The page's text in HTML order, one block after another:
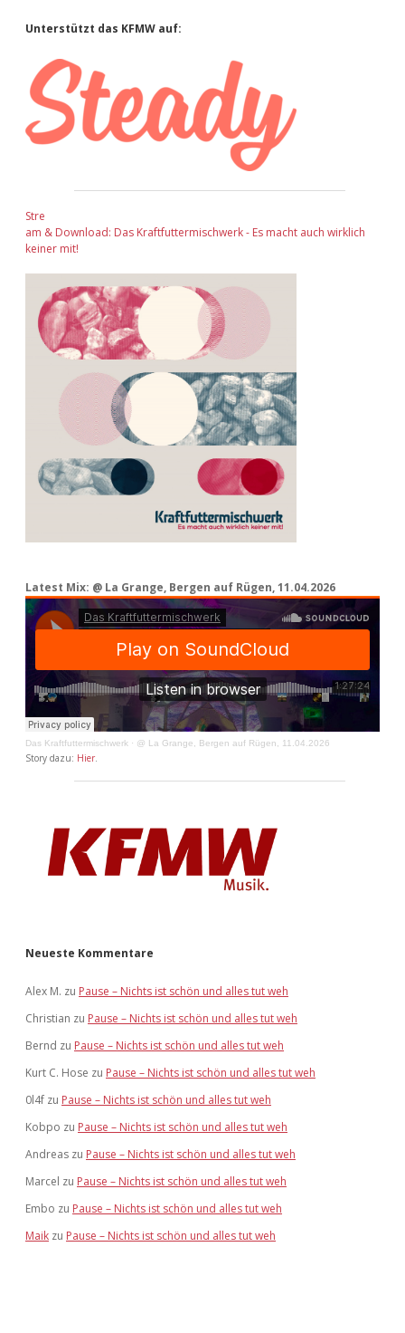
Sidebar
Unterstützt das KFMW auf:
Stre
am & Download: Das Kraftfuttermischwerk - Es macht auch wirklich
keiner mit!
Latest Mix: @ La Grange, Bergen auf Rügen, 11.04.2026
Das Kraftfuttermischwerk · @ La Grange, Bergen auf Rügen, 11.04.2026
Story dazu: Hier.
Neueste Kommentare
Alex M. zu Pause – Nichts ist schön und alles tut weh
Christian zu Pause – Nichts ist schön und alles tut weh
Bernd zu Pause – Nichts ist schön und alles tut weh
Kurt C. Hose zu Pause – Nichts ist schön und alles tut weh
0l4f zu Pause – Nichts ist schön und alles tut weh
Kobpo zu Pause – Nichts ist schön und alles tut weh
Andreas zu Pause – Nichts ist schön und alles tut weh
Marcel zu Pause – Nichts ist schön und alles tut weh
Embo zu Pause – Nichts ist schön und alles tut weh
Maik zu Pause – Nichts ist schön und alles tut weh